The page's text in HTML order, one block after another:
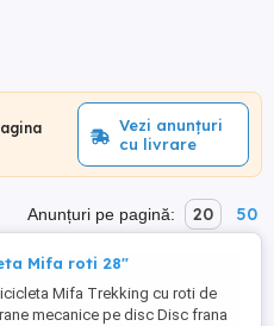
Vezi anunțuri
cu livrare
Anunțuri pe pagină: 20 50
Mifa roti 28"
Mifa Trekking cu roti de
mecanice pe disc Disc frana